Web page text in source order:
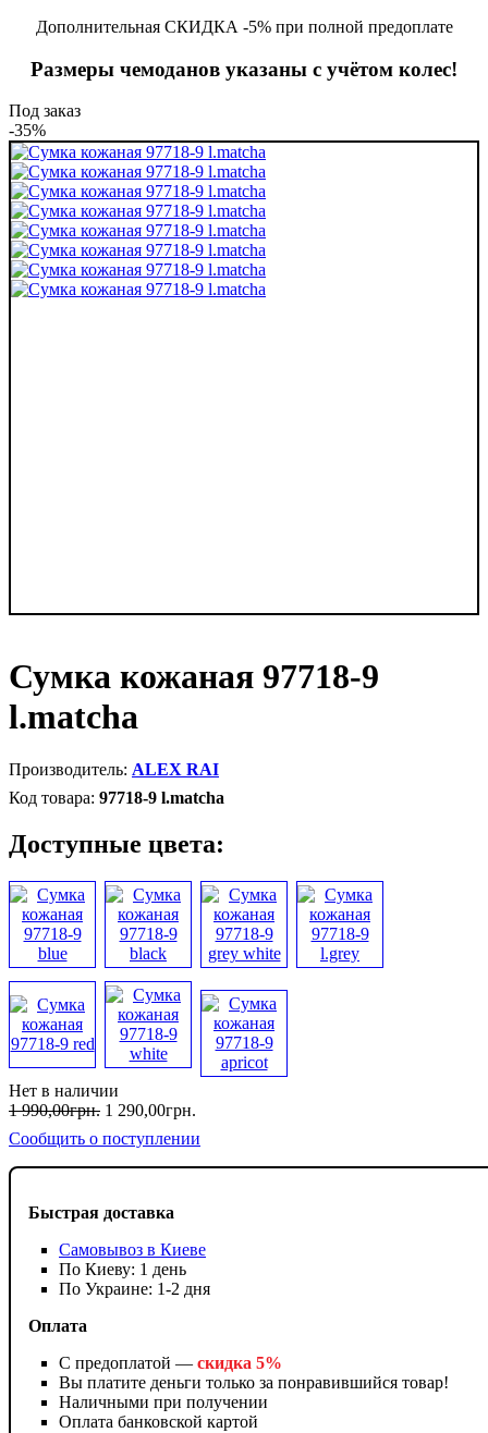
Дополнительная СКИДКА -5% при полной предоплате
Размеры чемоданов указаны с учётом колес!
Под заказ
-35%
Сумка кожаная 97718-9
l.matcha
Быстрая доставка
Самовывоз в Киеве
По Киеву: 1 день
По Украине: 1-2 дня
Оплата
С предоплатой — скидка 5%
Вы платите деньги только за понравившийся товар!
Наличными при получении
Оплата банковской картой
ALEX RAI
97718-9 l.matcha
Доступные цвета:
Нет в наличии
1 990,00грн. 1 290,00грн.
Сообщить о поступлении